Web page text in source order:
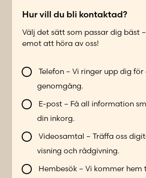
*
e
o
n
u
e
Hur vill du bli kontaktad?
Välj det sätt som passar dig bäst
emot att höra av oss!
V
i
l
b
i
n
Telefon – Vi ringer upp dig för
genomgång.
E-post – Få all information
din inkorg.
Videosamtal – Träffa oss
visning och rådgivning.
Hembesök – Vi kommer hem